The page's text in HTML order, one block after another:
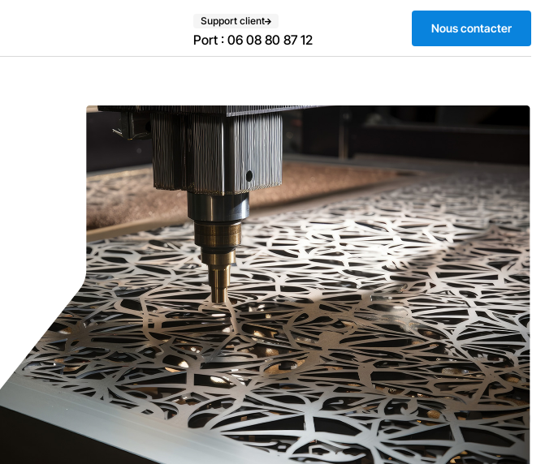
Support client
Port : 06 08 80 87 12
Nous contacter